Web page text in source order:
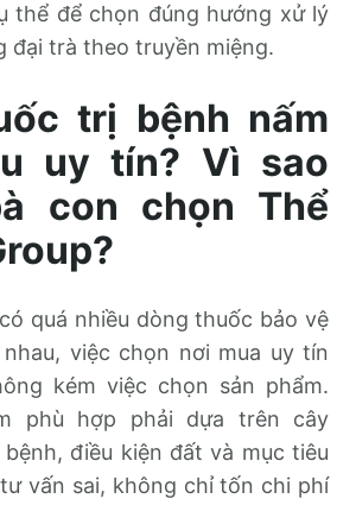
thể để chọn đúng hướng xử lý
đại trà theo truyền miệng.
trị bệnh nấm
uy tín? Vì sao
con chọn Thể
quá nhiều dòng thuốc bảo vệ
việc chọn nơi mua uy tín
kém việc chọn sản phẩm.
phù hợp phải dựa trên cây
điều kiện đất và mục tiêu
vấn sai, không chỉ tốn chi phí